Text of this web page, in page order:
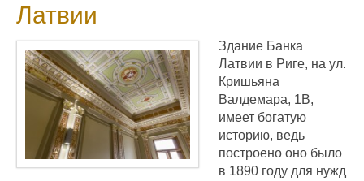
Латвии
Здание Банка
Латвии в Риге, на ул.
Кришьяна
Валдемара, 1B,
имеет богатую
историю, ведь
построено оно было
в 1890 году для нужд